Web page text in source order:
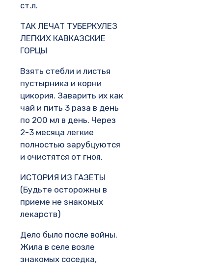
ст.л.
ТАК ЛЕЧАТ ТУБЕРКУЛЕЗ
ЛЕГКИХ КАВКАЗСКИЕ
ГОРЦЫ
Взять стебли и листья
пустырника и корни
цикория. Заварить их как
чай и пить 3 раза в день
по 200 мл в день. Через
2-3 месяца легкие
полностью зарубцуются
и очистятся от гноя.
ИСТОРИЯ ИЗ ГАЗЕТЫ
(Будьте осторожны в
приеме не знакомых
лекарств)
Дело было после войны.
Жила в селе возле
знакомых соседка,